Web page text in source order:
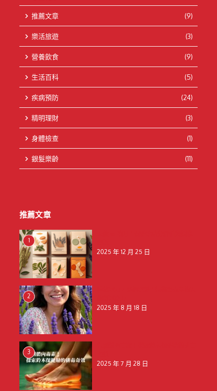
推薦文章 (9)
樂活旅遊 (3)
營養飲食 (9)
生活百科 (5)
疾病預防 (24)
精明理財 (3)
身體檢查 (1)
銀髮樂齡 (11)
推薦文章
1
2025 年 12 月 25 日
2
2025 年 8 月 18 日
3
2025 年 7 月 28 日